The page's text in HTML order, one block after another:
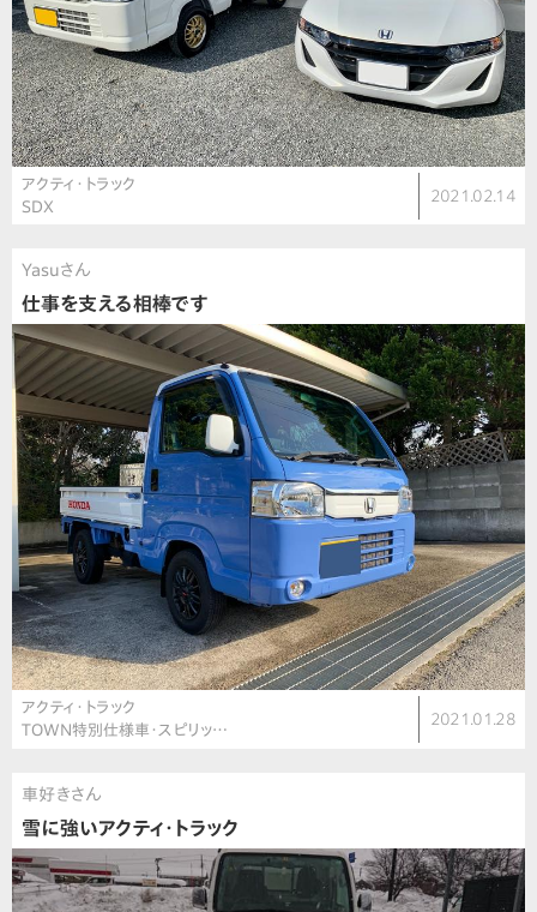
アクティ・トラック
SDX
2021.02.14
Yasuさん
仕事を支える相棒です
アクティ・トラック
TOWN特別仕様車・スピリッ…
2021.01.28
車好きさん
雪に強いアクティ・トラック